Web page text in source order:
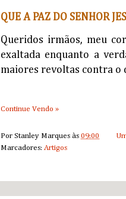
QUE A PAZ DO SENHOR
Queridos irmãos, meu
exaltada enquanto a
maiores revoltas contra o
Continue Vendo »
Por Stanley Marques às 09:00
Marcadores: Artigos